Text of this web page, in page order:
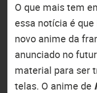
O que mais tem
essa notícia é
novo anime da
anunciado no
material para ser
telas. O anime de